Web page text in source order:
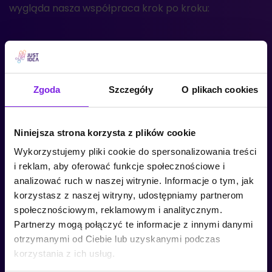
Zgoda Szczegóły O plikach cookies
Niniejsza strona korzysta z plików cookie
Wykorzystujemy pliki cookie do spersonalizowania treści
i reklam, aby oferować funkcje społecznościowe i
analizować ruch w naszej witrynie. Informacje o tym, jak
korzystasz z naszej witryny, udostępniamy partnerom
społecznościowym, reklamowym i analitycznym.
Partnerzy mogą połączyć te informacje z innymi danymi
otrzymanymi od Ciebie lub uzyskanymi podczas
korzystania z ich usług.
wygląda nasza współpraca krok po kroku:
Projektowanie UX i architektura
systemu
Tworzymy makiety ścieżek zakupowych, strukturę
integracje z ERP,CRMi innymi narzędziami
zewnętrznymi.
Warsztat i analiza potrzeb
Poznajemy Twoje procesy sprzedażowe, grupę
docelową, konkurencję i cele biznesowe. Definiujemy